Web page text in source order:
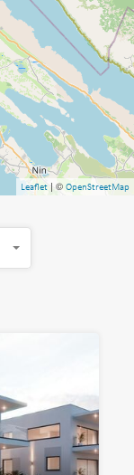
Leaflet | © OpenStreetMap